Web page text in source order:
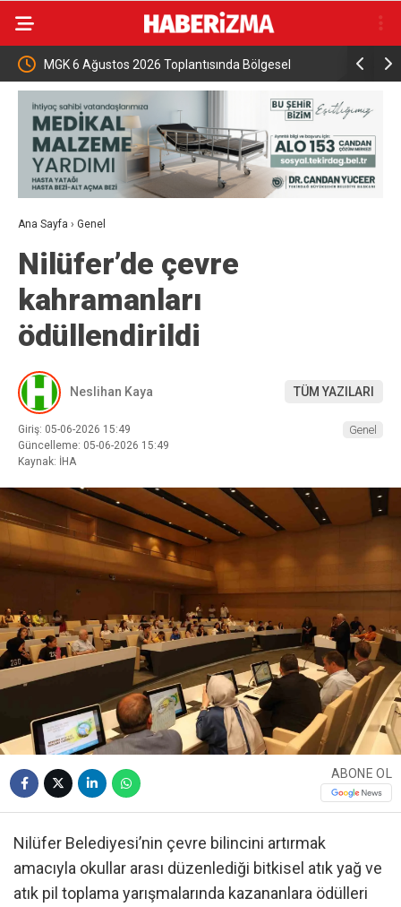
İznik Gölü’ne düşen genç hayatını kaybetti,
gözyaşlarıyla toprağa verildi
Aile ve
Ana Sayfa › Genel
Nilüfer’de çevre
kahramanları
ödüllendirildi
Neslihan Kaya TÜM YAZILARI
Giriş: 05-06-2026 15:49
Güncelleme: 05-06-2026 15:49
Kaynak: İHA
Genel
ABONE OL
Nilüfer Belediyesi’nin çevre bilincini artırmak
amacıyla okullar arası düzenlediği bitkisel atık yağ ve
atık pil toplama yarışmalarında kazananlara ödülleri